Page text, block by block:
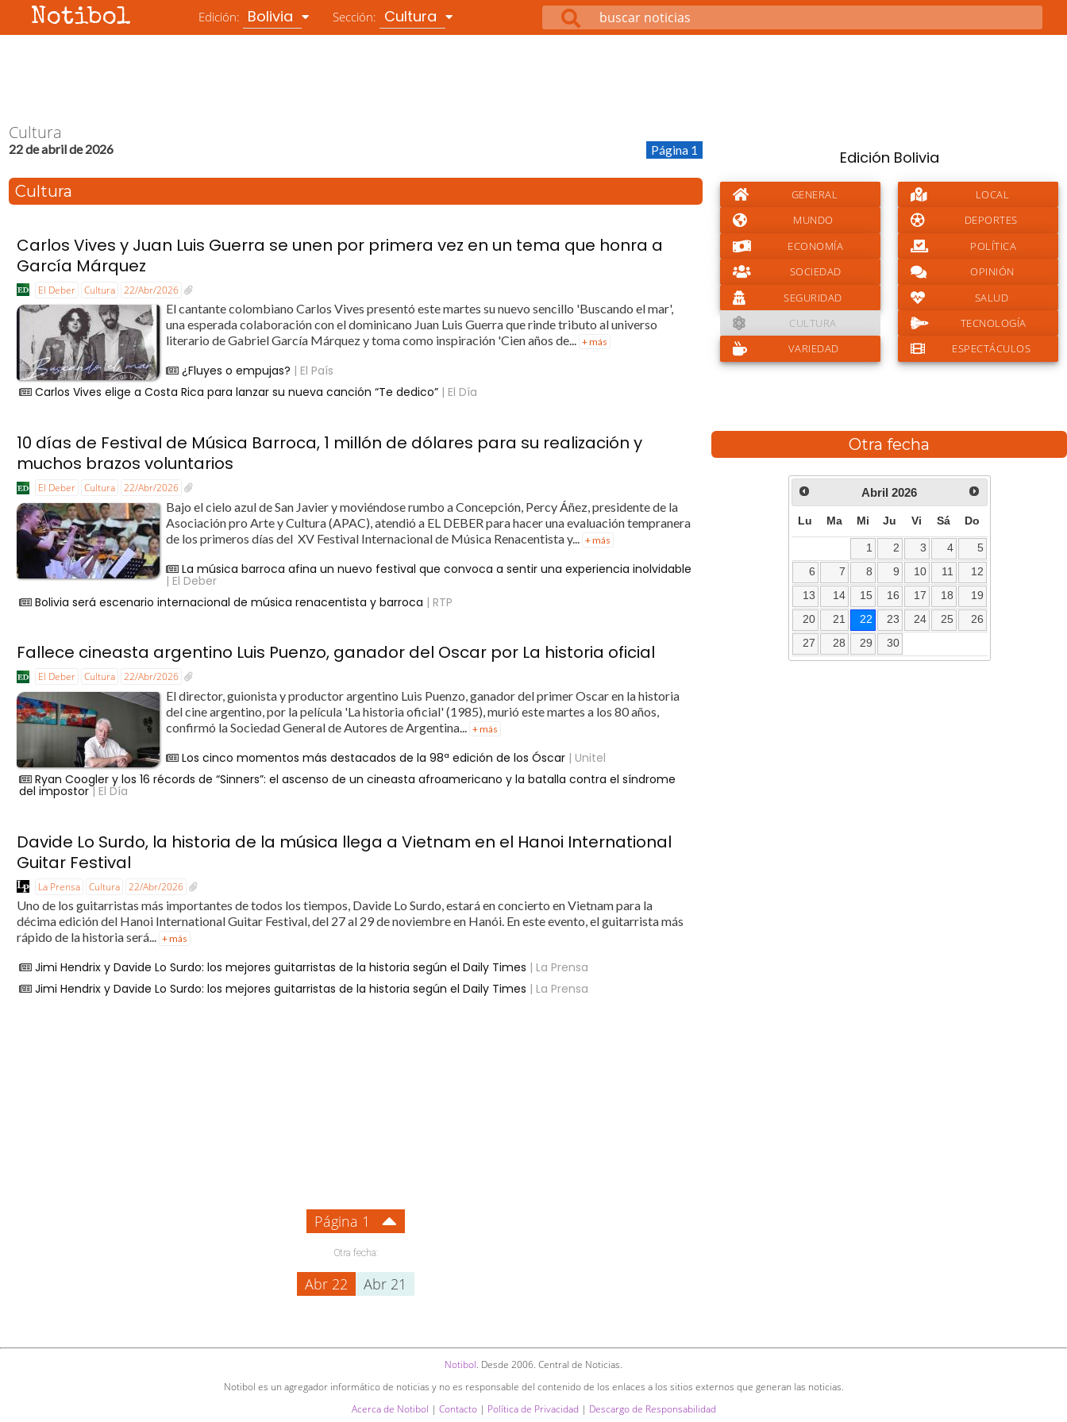
Notibol Edición: Bolivia Sección: Cultura
Cultura
22 de abril de 2026 Página 1
Cultura
Carlos Vives y Juan Luis Guerra se unen por primera vez en un tema que honra a
García Márquez
El Deber Cultura 22/Abr/2026
El cantante colombiano Carlos Vives presentó este martes su nuevo sencillo 'Buscando el mar',
una esperada colaboración con el dominicano Juan Luis Guerra que rinde tributo al universo
literario de Gabriel García Márquez y toma como inspiración 'Cien años de... + más
¿Fluyes o empujas? | El País
Carlos Vives elige a Costa Rica para lanzar su nueva canción “Te dedico” | El Día
10 días de Festival de Música Barroca, 1 millón de dólares para su realización y
muchos brazos voluntarios
El Deber Cultura 22/Abr/2026
Bajo el cielo azul de San Javier y moviéndose rumbo a Concepción, Percy Áñez, presidente de la
Asociación pro Arte y Cultura (APAC), atendió a EL DEBER para hacer una evaluación tempranera
de los primeros días del XV Festival Internacional de Música Renacentista y...
+ más
La música barroca afina un nuevo festival que convoca a sentir una experiencia inolvidable
| El Deber
Bolivia será escenario internacional de música renacentista y barroca | RTP
Fallece cineasta argentino Luis Puenzo, ganador del Oscar por La historia oficial
El Deber Cultura 22/Abr/2026
El director, guionista y productor argentino Luis Puenzo, ganador del primer Oscar en la historia
del cine argentino, por la película 'La historia oficial' (1985), murió este martes a los 80 años,
confirmó la Sociedad General de Autores de Argentina... + más
Los cinco momentos más destacados de la 98ª edición de los Óscar | Unitel
Ryan Coogler y los 16 récords de “Sinners”: el ascenso de un cineasta afroamericano y la batalla contra el síndrome
del impostor| El Día
Davide Lo Surdo, la historia de la música llega a Vietnam en el Hanoi International
Guitar Festival
La Prensa Cultura 22/Abr/2026
Uno de los guitarristas más importantes de todos los tiempos, Davide Lo Surdo, estará en concierto en Vietnam para la
décima edición del Hanoi International Guitar Festival, del 27 al 29 de noviembre en Hanói. En este evento, el guitarrista más
rápido de la historia será... + más
Jimi Hendrix y Davide Lo Surdo: los mejores guitarristas de la historia según el Daily Times | La Prensa
Jimi Hendrix y Davide Lo Surdo: los mejores guitarristas de la historia según el Daily Times | La Prensa
Edición Bolivia
GENERAL
LOCAL
MUNDO
DEPORTES
ECONOMÍA
POLÍTICA
SOCIEDAD
OPINIÓN
SEGURIDAD
SALUD
CULTURA
TECNOLOGÍA
VARIEDAD
ESPECTÁCULOS
Otra fecha
Abril 2026
Lu Ma Mi Ju Vi Sá Do
1 2 3 4
5
6
7 8 9 10 11
12
13
14 15 16 17 18
19
20
21 22 23 24 25
26
27
28 29 30
Página 1
Otra fecha:
Abr 22 Abr 21
Notibol. Desde 2006. Central de Noticias.
Notibol es un agregador informático de noticias y no es responsable del contenido de los enlaces a los sitios externos que generan las noticias.
Acerca de Notibol | Contacto| Política de Privacidad | Descargo de Responsabilidad